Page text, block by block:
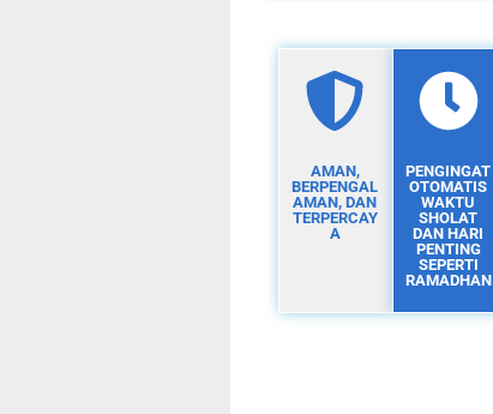
AMAN,
BERPENGAL
AMAN, DAN
TERPERCAY
A
PENGINGAT
OTOMATIS
WAKTU
SHOLAT
DAN HARI
PENTING
SEPERTI
RAMADHAN